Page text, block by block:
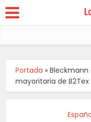
Portada »
mayoritaria de B2Tex